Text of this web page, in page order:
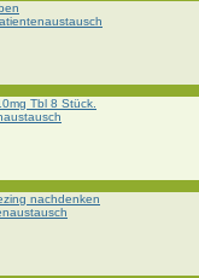
Tbl 8 Stück.
nachdenken